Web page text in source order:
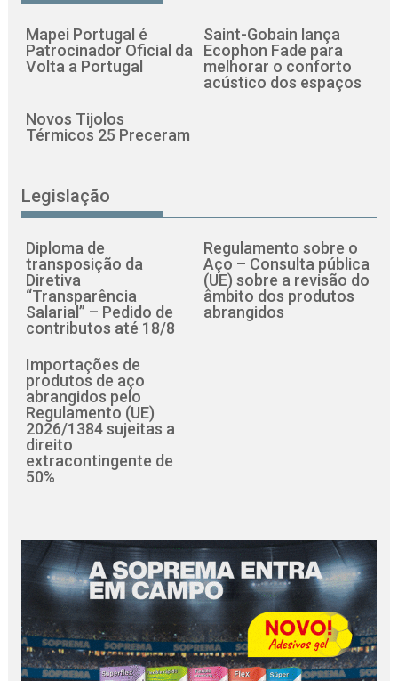
Mapei Portugal é
Patrocinador Oficial da
Volta a Portugal
Saint-Gobain lança
Ecophon Fade para
melhorar o conforto
acústico dos espaços
Novos Tijolos
Térmicos 25 Preceram
Legislação
Diploma de
transposição da
Diretiva
“Transparência
Salarial” – Pedido de
contributos até 18/8
Regulamento sobre o
Aço – Consulta pública
(UE) sobre a revisão do
âmbito dos produtos
abrangidos
Importações de
produtos de aço
abrangidos pelo
Regulamento (UE)
2026/1384 sujeitas a
direito
extracontingente de
50%